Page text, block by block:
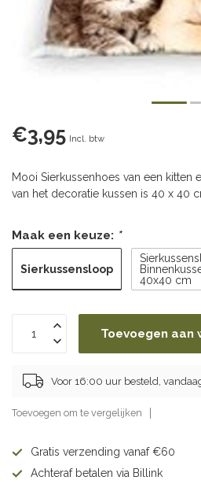
€3,95 Incl. btw
Mooi Sierkussenhoes van een kitten
van het decoratie kussen is 40 x 40
Maak een keuze: *
Sierkussensloop
40x40 cm
Toevoegen aan
Voor 16:00 uur besteld,
Toevoegen om te vergelijken
Gratis verzending vanaf €60
Achteraf betalen via Billink